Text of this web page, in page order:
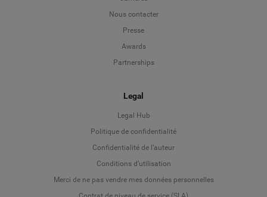
Nous contacter
Presse
Awards
Partnerships
Legal
Legal Hub
Politique de confidentialité
Confidentialité de l’auteur
Conditions d’utilisation
Merci de ne pas vendre mes données personnelles